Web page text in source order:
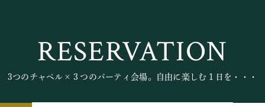
RESERVATION
3つのチャペル×３つのパーティ会場。自由に楽しむ１日を・・・